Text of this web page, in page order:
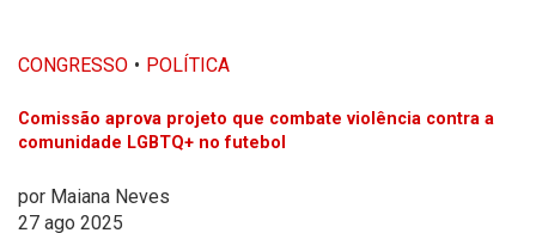
CONGRESSO POLÍTICA
Comissão aprova projeto que combate violência contra a
comunidade LGBTQ+ no futebol
por Maiana Neves
27 ago 2025